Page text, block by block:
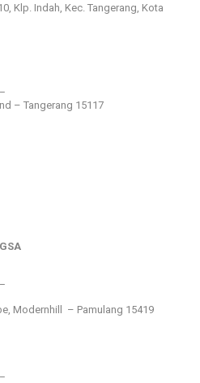
Klp. Indah, Kec. Tangerang, Kota
– Tangerang 15117
Modernhill – Pamulang 15419